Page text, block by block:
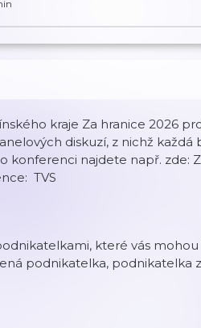
kraje Za hranice 2026
diskuzí, z nichž každá
konferenci najdete např. zde:
TVS
které vás
podnikatelka,